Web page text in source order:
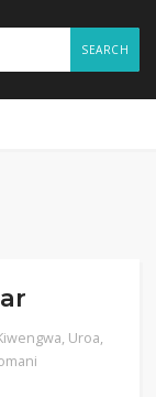
SEARCH
Uroa,